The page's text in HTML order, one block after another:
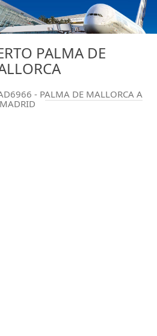
PALMA DE
- PALMA DE MALLORCA A
MADRID